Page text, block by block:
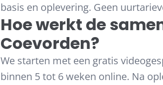
basis en oplevering. Geen
Hoe werkt de
Coevorden?
We starten met een gratis
binnen 5 tot 6 weken online. Na